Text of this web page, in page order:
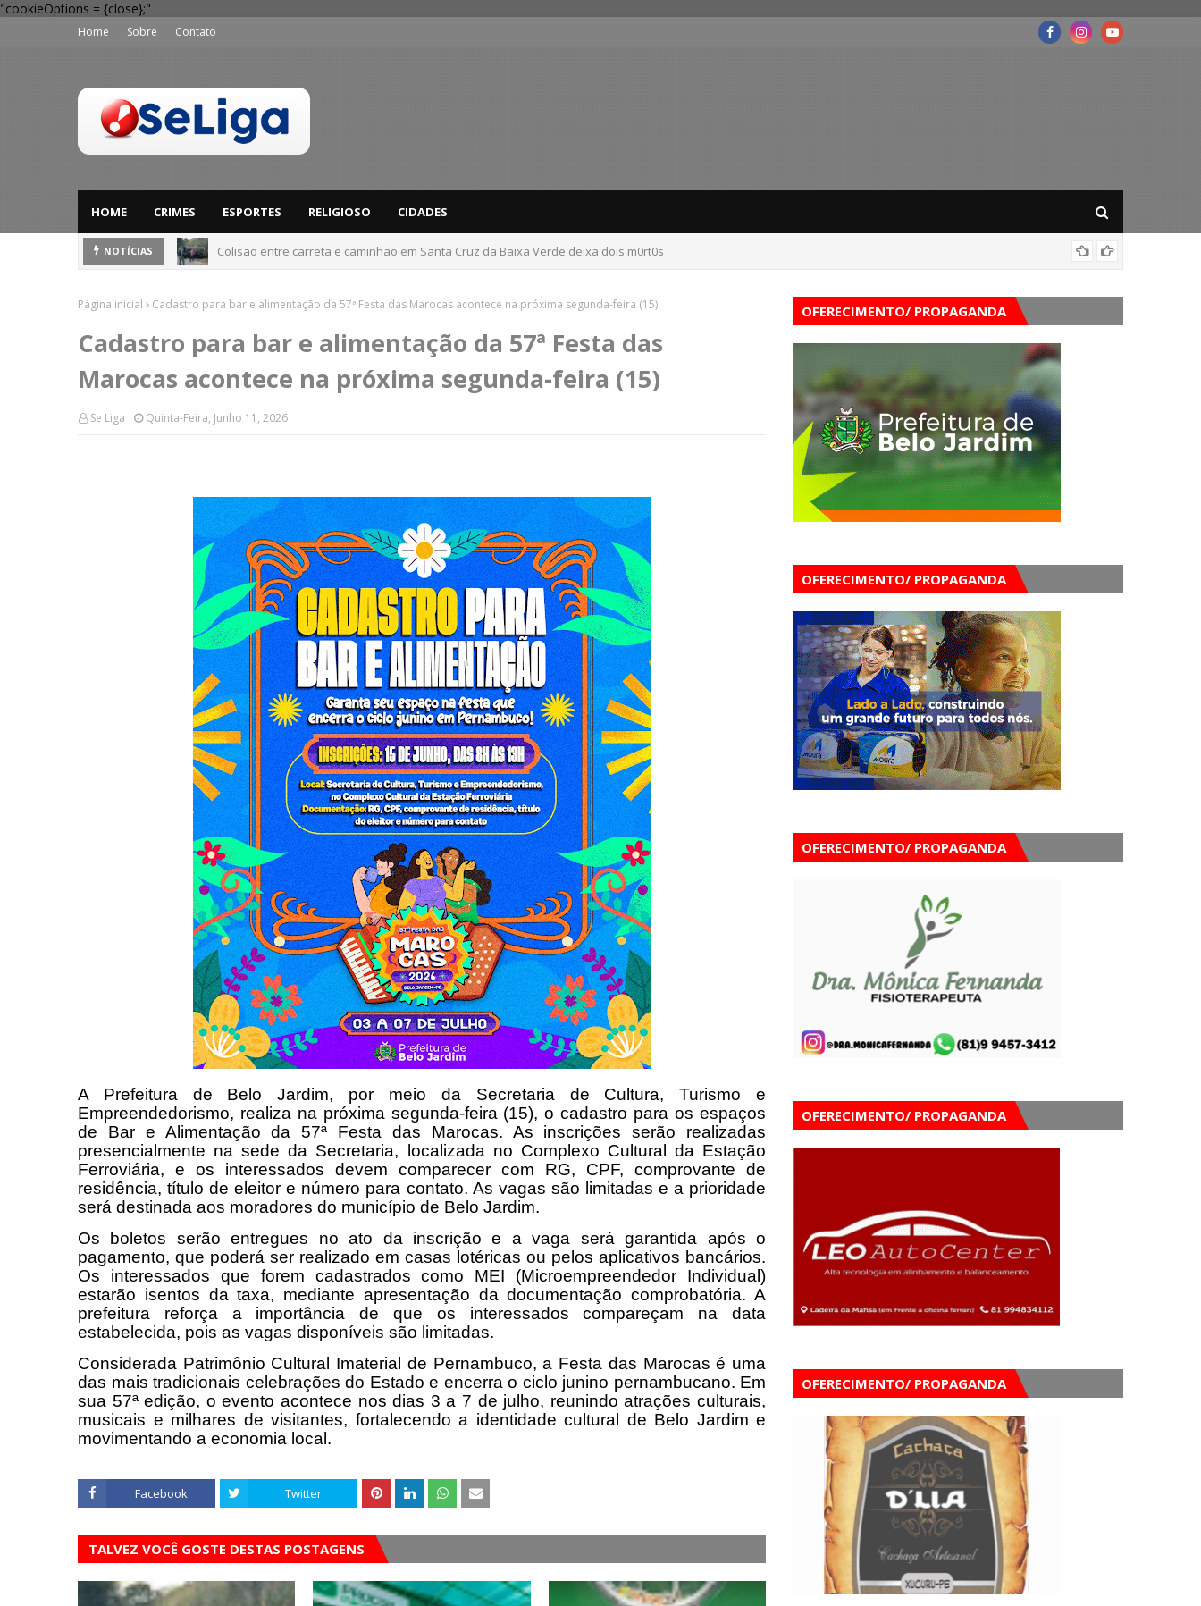
"cookieOptions = {close};"
Home Sobre Contato
HOME CRIMES ESPORTES RELIGIOSO CIDADES
NOTÍCIAS
Colisão entre carreta e caminhão em Santa Cruz da Baixa Verde deixa dois m0rt0s
Página inicial Cadastro para bar e alimentação da 57ª Festa das Marocas acontece na próxima segunda-feira (15)
Cadastro para bar e alimentação da 57ª Festa das
Marocas acontece na próxima segunda-feira (15)
Se Liga Quinta-Feira, Junho 11, 2026
A Prefeitura de Belo Jardim, por meio da Secretaria de Cultura, Turismo e
Empreendedorismo, realiza na próxima segunda-feira (15), o cadastro para os espaços
de Bar e Alimentação da 57ª Festa das Marocas. As inscrições serão realizadas
presencialmente na sede da Secretaria, localizada no Complexo Cultural da Estação
Ferroviária, e os interessados devem comparecer com RG, CPF, comprovante de
residência, título de eleitor e número para contato. As vagas são limitadas e a prioridade
será destinada aos moradores do município de Belo Jardim.
Os boletos serão entregues no ato da inscrição e a vaga será garantida após o
pagamento, que poderá ser realizado em casas lotéricas ou pelos aplicativos bancários.
Os interessados que forem cadastrados como MEI (Microempreendedor Individual)
estarão isentos da taxa, mediante apresentação da documentação comprobatória. A
prefeitura reforça a importância de que os interessados compareçam na data
estabelecida, pois as vagas disponíveis são limitadas.
Considerada Patrimônio Cultural Imaterial de Pernambuco, a Festa das Marocas é uma
das mais tradicionais celebrações do Estado e encerra o ciclo junino pernambucano. Em
sua 57ª edição, o evento acontece nos dias 3 a 7 de julho, reunindo atrações culturais,
musicais e milhares de visitantes, fortalecendo a identidade cultural de Belo Jardim e
movimentando a economia local.
Facebook Twitter
TALVEZ VOCÊ GOSTE DESTAS POSTAGENS
OFERECIMENTO/ PROPAGANDA
OFERECIMENTO/ PROPAGANDA
OFERECIMENTO/ PROPAGANDA
OFERECIMENTO/ PROPAGANDA
OFERECIMENTO/ PROPAGANDA